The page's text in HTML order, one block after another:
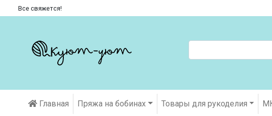
Все свяжется!
Главная Пряжа на бобинах Товары для рукоделия